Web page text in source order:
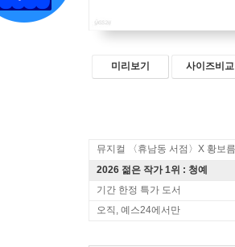
미리보기 사이즈비교
2026 젊은 작가 1위 : 청예
기간 한정 특가 도서
오직, 예스24에서만